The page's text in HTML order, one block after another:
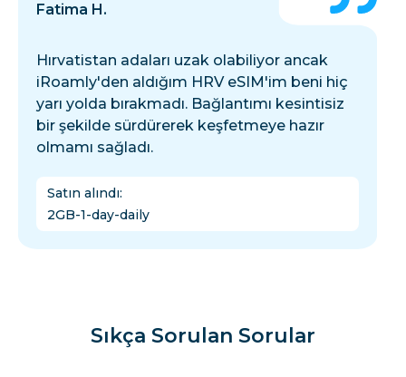
Fatima H.
Hırvatistan adaları uzak olabiliyor ancak
iRoamly'den aldığım HRV eSIM'im beni hiç
yarı yolda bırakmadı. Bağlantımı kesintisiz
bir şekilde sürdürerek keşfetmeye hazır
olmamı sağladı.
Satın alındı:
2GB-1-day-daily
Sıkça Sorulan Sorular